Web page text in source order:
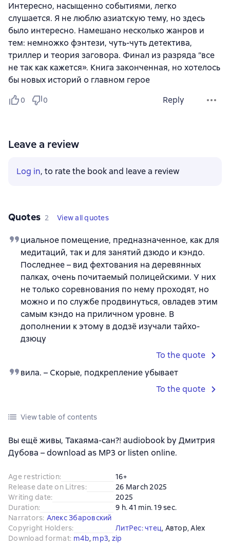
Интересно, насыщенно событиями, легко
слушается. Я не люблю азиатскую тему, но здесь
было интересно. Намешано несколько жанров и
тем: немножко фэнтези, чуть-чуть детектива,
триллер и теория заговора. Финал из разряда “все
не так как кажется». Книга законченная, но хотелось
бы новых историй о главном герое
0 0 Reply
Leave a review
Log in, to rate the book and leave a review
Quotes 2 View all quotes
циальное помещение, предназначенное, как для
медитаций, так и для занятий дзюдо и кэндо.
Последнее – вид фехтования на деревянных
палках, очень почитаемый полицейскими. У них
не только соревнования по нему проходят, но
можно и по службе продвинуться, овладев этим
самым кэндо на приличном уровне. В
дополнении к этому в додзё изучали тайхо-
дзюцу
To the quote
вила. – Скорые, подкрепление убывает
To the quote
View table of contents
Вы ещё живы, Такаяма-сан?! audiobook by Дмитрия
Дубова – download as MP3 or listen online.
Age restriction:
16+
Release date on Litres:
26 March 2025
Writing date:
2025
Duration:
9 h. 41 min. 19 sec.
Narrators: Алекс Збаровский
Copyright Holders: ЛитРес: чтец, Автор, Alex
Download format: m4b, mp3, zip